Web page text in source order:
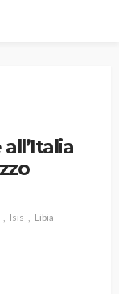
Isis Libia